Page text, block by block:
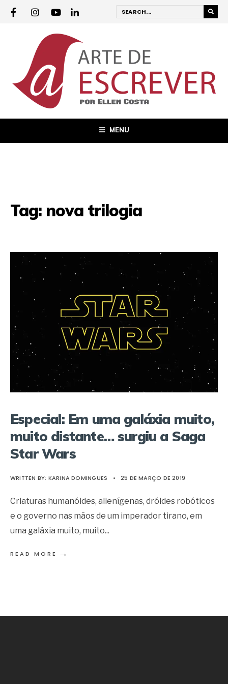
MENU
Tag: nova trilogia
Especial: Em uma galáxia muito,
muito distante… surgiu a Saga
Star Wars
WRITTEN BY: KARINA DOMINGUES • 25 DE MARÇO DE 2019
Criaturas humanóides, alienígenas, dróides robóticos
e o governo nas mãos de um imperador tirano, em
uma galáxia muito, muito...
READ MORE →